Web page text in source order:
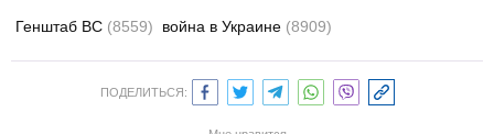
Генштаб ВС (8559) война в Украине (8909)
ПОДЕЛИТЬСЯ: